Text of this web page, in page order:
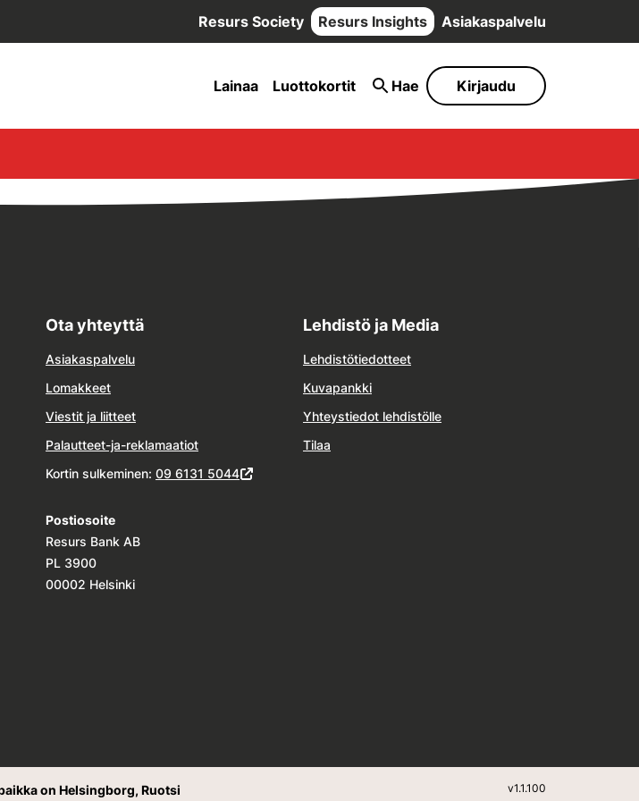
Resurs Society Resurs Insights Asiakaspalvelu
Lainaa Luottokortit Hae Kirjaudu
Ota yhteyttä
Asiakaspalvelu
Lomakkeet
Viestit ja liitteet
Palautteet-ja-reklamaatiot
Kortin sulkeminen: 09 6131 5044
Postiosoite
Resurs Bank AB
PL 3900
00002 Helsinki
Lehdistö ja Media
Lehdistötiedotteet
Kuvapankki
Yhteystiedot lehdistölle
Tilaa
on Helsingborg, Ruotsi v1.1.100